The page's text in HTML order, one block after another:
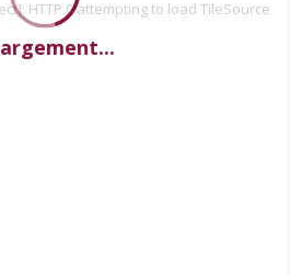
HTTP 0 attempting to load TileSource